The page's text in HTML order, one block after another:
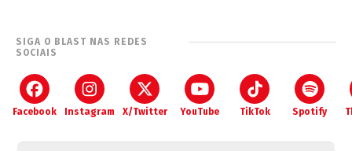
SIGA O BLAST NAS REDES
SOCIAIS
Facebook Instagram X/Twitter YouTube TikTok Spotify